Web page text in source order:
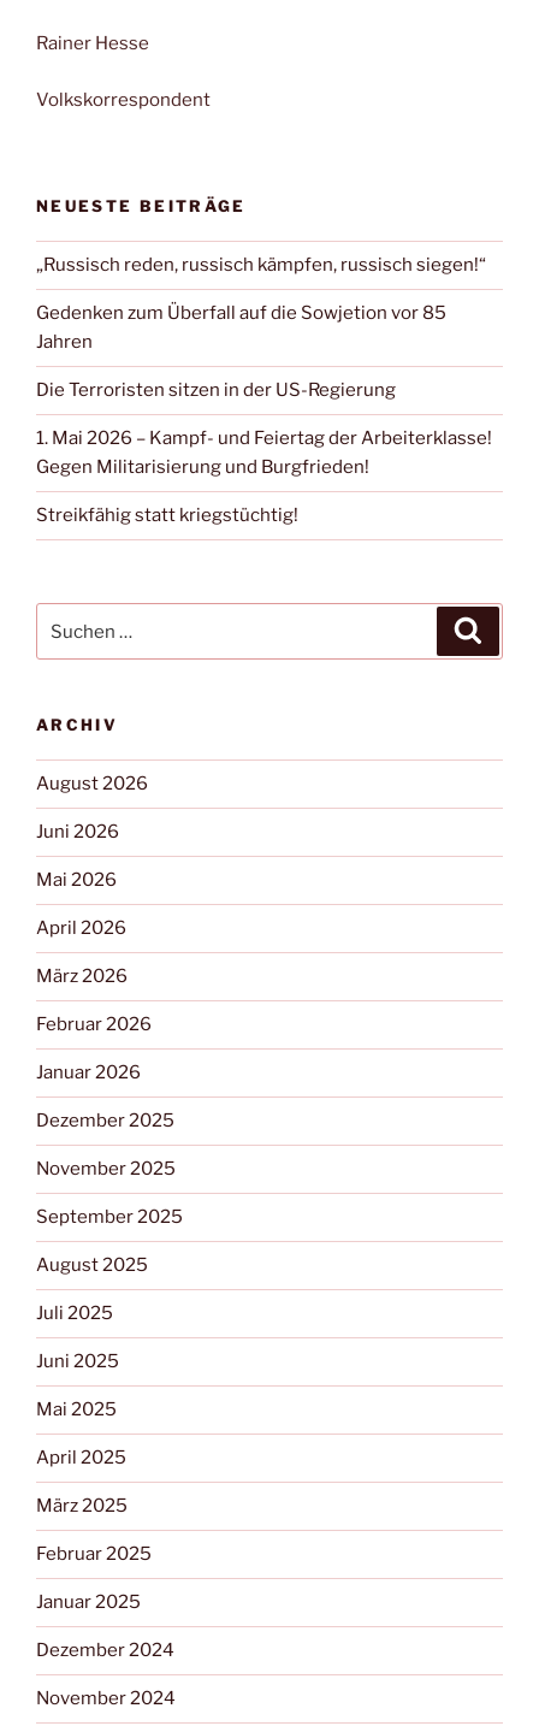
Rainer Hesse
Volkskorrespondent
NEUESTE BEITRÄGE
„Russisch reden, russisch kämpfen, russisch siegen!“
Gedenken zum Überfall auf die Sowjetion vor 85
Jahren
Die Terroristen sitzen in der US-Regierung
1. Mai 2026 – Kampf- und Feiertag der Arbeiterklasse!
Gegen Militarisierung und Burgfrieden!
Streikfähig statt kriegstüchtig!
ARCHIV
August 2026
Juni 2026
Mai 2026
April 2026
März 2026
Februar 2026
Januar 2026
Dezember 2025
November 2025
September 2025
August 2025
Juli 2025
Juni 2025
Mai 2025
April 2025
März 2025
Februar 2025
Januar 2025
Dezember 2024
November 2024